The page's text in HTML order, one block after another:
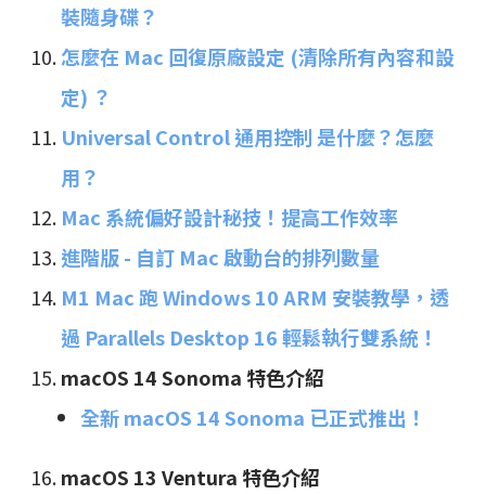
裝隨身碟？
怎麼在 Mac 回復原廠設定 (清除所有內容和設
定) ？
Universal Control 通用控制 是什麼？怎麼
用？
Mac 系統偏好設計秘技！提高工作效率
進階版 - 自訂 Mac 啟動台的排列數量
M1 Mac 跑 Windows 10 ARM 安裝教學，透
過 Parallels Desktop 16 輕鬆執行雙系統！
macOS 14 Sonoma 特色介紹
全新 macOS 14 Sonoma 已正式推出！
macOS 13 Ventura 特色介紹